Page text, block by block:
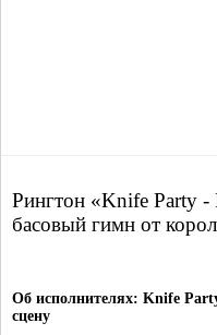
Рингтон «Knife Party -
басовый гимн от
Об исполнителях: Knife
сцену